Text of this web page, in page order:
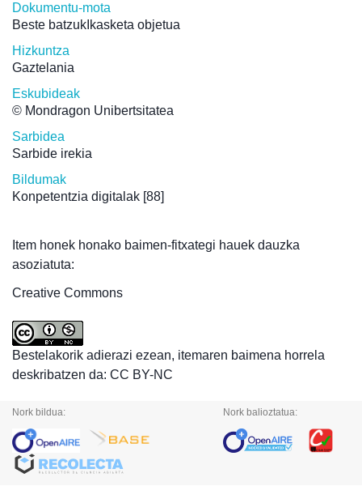
Dokumentu-mota
Beste batzukIkasketa objetua
Hizkuntza
Gaztelania
Eskubideak
© Mondragon Unibertsitatea
Sarbidea
Sarbide irekia
Bildumak
Konpetentzia digitalak [88]
Item honek honako baimen-fitxategi hauek dauzka
asoziatuta:
Creative Commons
Bestelakorik adierazi ezean, itemaren baimena horrela
deskribatzen da: CC BY-NC
Nork bildua: Nork balioztatua: